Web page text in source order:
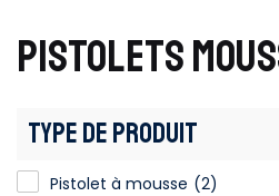
PISTOLETS
TYPE DE PRODUIT
Pistolet à mousse (2)